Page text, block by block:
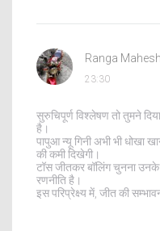
Ranga
23:30
सुरुचिपूर्ण विश्लेषण तो तुमने
है।
पापुआ न्यू गिनी अभी भी धोखा
की कमी दिखेगी।
टॉस जीतकर बॉलिंग चुनना उनके
रणनीति है।
इस परिप्रेक्ष्य में, जीत की